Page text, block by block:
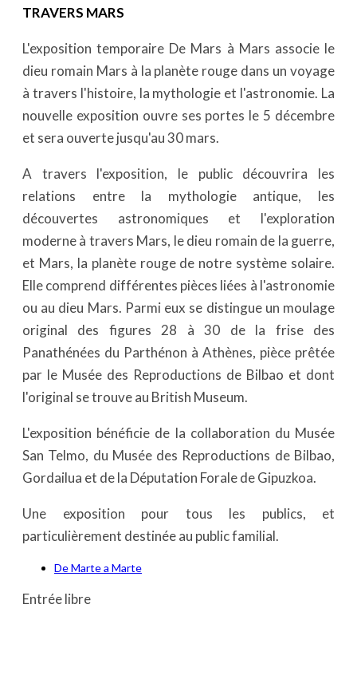
TRAVERS MARS
L'exposition temporaire De Mars à Mars associe le
dieu romain Mars à la planète rouge dans un voyage
à travers l'histoire, la mythologie et l'astronomie. La
nouvelle exposition ouvre ses portes le 5 décembre
et sera ouverte jusqu'au 30 mars.
A travers l'exposition, le public découvrira les
relations entre la mythologie antique, les
découvertes astronomiques et l'exploration
moderne à travers Mars, le dieu romain de la guerre,
et Mars, la planète rouge de notre système solaire.
Elle comprend différentes pièces liées à l'astronomie
ou au dieu Mars. Parmi eux se distingue un moulage
original des figures 28 à 30 de la frise des
Panathénées du Parthénon à Athènes, pièce prêtée
par le Musée des Reproductions de Bilbao et dont
l'original se trouve au British Museum.
L'exposition bénéficie de la collaboration du Musée
San Telmo, du Musée des Reproductions de Bilbao,
Gordailua et de la Députation Forale de Gipuzkoa.
Une exposition pour tous les publics, et
particulièrement destinée au public familial.
De Marte a Marte
Entrée libre